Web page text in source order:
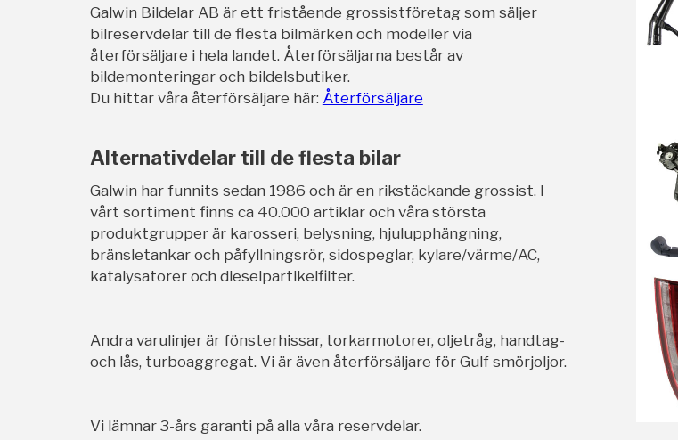
Galwin Bildelar AB är ett fristående grossistföretag som säljer
bilreservdelar till de flesta bilmärken och modeller via
återförsäljare i hela landet. Återförsäljarna består av
bildemonteringar och bildelsbutiker.
Du hittar våra återförsäljare här: Återförsäljare
Alternativdelar till de flesta bilar
Galwin har funnits sedan 1986 och är en rikstäckande grossist. I
vårt sortiment finns ca 40.000 artiklar och våra största
produktgrupper är karosseri, belysning, hjulupphängning,
bränsletankar och påfyllningsrör, sidospeglar, kylare/värme/AC,
katalysatorer och dieselpartikelfilter.
Andra varulinjer är fönsterhissar, torkarmotorer, oljetråg, handtag-
och lås, turboaggregat. Vi är även återförsäljare för Gulf smörjoljor.
Vi lämnar 3-års garanti på alla våra reservdelar.